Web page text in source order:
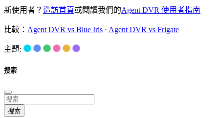
新使用者？ 造訪首頁或閱讀我們的Agent DVR 使用者指南
比較： Agent DVR vs Blue Iris · Agent DVR vs Frigate
主題:
搜索
搜索